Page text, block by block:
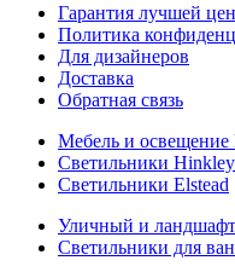
Гарантия лучшей
Политика
Для дизайнеров
Доставка
Обратная связь
Мебель и освещение
Светильники Hinkley
Светильники Elstead
Уличный и
Светильники для